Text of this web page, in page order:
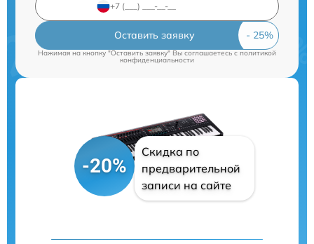
Оставить заявку
Нажимая на кнопку "Оставить заявку" Вы соглашаетесь cполитикой
конфиденциальности
-20%
Скидка по
предварительной
записи на сайте